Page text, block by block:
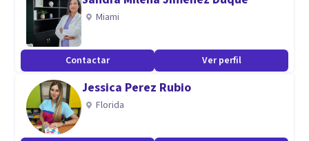
Cómo psicóloga profesional puedo ayudarte a sentirte
mejor y empezar a poner solución a Depresión, Ansiedad,
Trastorno Obsesivo Compulsivo, Terapia de Pareja,
Psicología Infantil, Duelo y Acontecimientos traumáticos,
Adicciones y Juego Patológico, Ideación Suicida.
Miami
Contactar Ver perfil
Jessica Perez Rubio
Florida